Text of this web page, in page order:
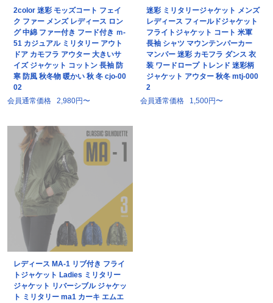
2color 迷彩 モッズコート フェイ
ク ファー メンズ レディース ロン
グ 中綿 ファー付き フード付き ｍ-
51 カジュアル ミリタリー アウト
ドア カモフラ アウター 大きいサ
イズ ジャケット コットン 長袖 防
寒 防風 秋冬物 暖かい 秋 冬 cjo-00
02
会員通常価格
2,980円〜
迷彩 ミリタリージャケット メンズ
レディース フィールドジャケット
フライトジャケット コート 米軍
長袖 シャツ マウンテンパーカー
マンパー 迷彩 カモフラ ダンス 衣
装 ワードロープ トレンド 迷彩柄
ジャケット アウター 秋冬 mtj-000
2
会員通常価格
1,500円〜
レディース MA-1 リブ付き フライ
トジャケット Ladies ミリタリー
ジャケット リバーシブル ジャケッ
ト ミリタリー ma1 カーキ エムエ